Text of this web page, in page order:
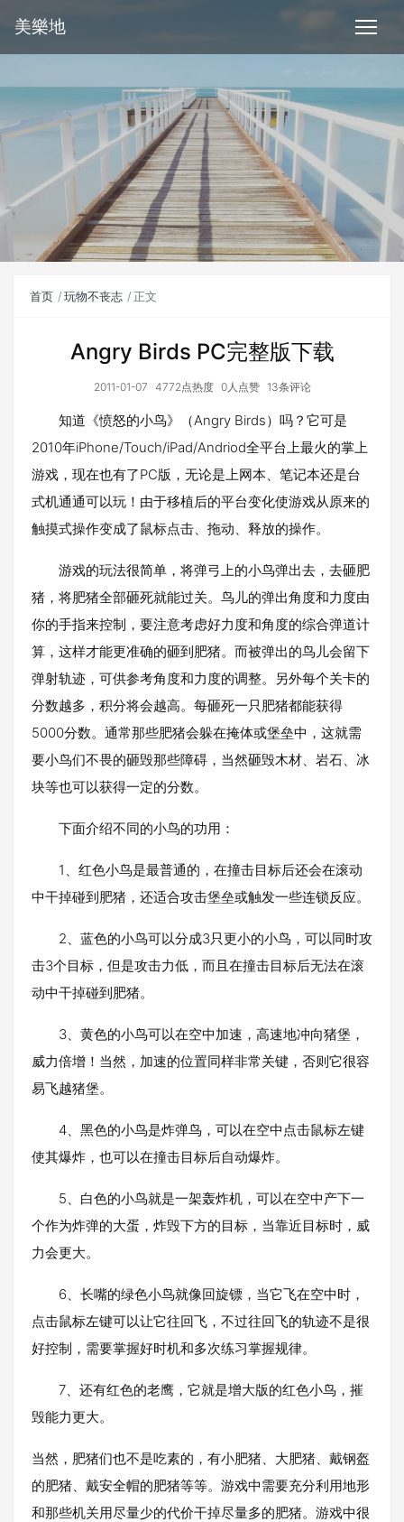
美樂地
首页 玩物不丧志 正文
Angry Birds PC完整版下载
2011-01-07 4772点热度 0人点赞 13条评论
知道《愤怒的小鸟》（Angry Birds）吗？它可是
2010年iPhone/Touch/iPad/Andriod全平台上最火的掌上
游戏，现在也有了PC版，无论是上网本、笔记本还是台
式机通通可以玩！由于移植后的平台变化使游戏从原来的
触摸式操作变成了鼠标点击、拖动、释放的操作。
游戏的玩法很简单，将弹弓上的小鸟弹出去，去砸肥
猪，将肥猪全部砸死就能过关。鸟儿的弹出角度和力度由
你的手指来控制，要注意考虑好力度和角度的综合弹道计
算，这样才能更准确的砸到肥猪。而被弹出的鸟儿会留下
弹射轨迹，可供参考角度和力度的调整。另外每个关卡的
分数越多，积分将会越高。每砸死一只肥猪都能获得
5000分数。通常那些肥猪会躲在掩体或堡垒中，这就需
要小鸟们不畏的砸毁那些障碍，当然砸毁木材、岩石、冰
块等也可以获得一定的分数。
下面介绍不同的小鸟的功用：
1、红色小鸟是最普通的，在撞击目标后还会在滚动
中干掉碰到肥猪，还适合攻击堡垒或触发一些连锁反应。
2、蓝色的小鸟可以分成3只更小的小鸟，可以同时攻
击3个目标，但是攻击力低，而且在撞击目标后无法在滚
动中干掉碰到肥猪。
3、黄色的小鸟可以在空中加速，高速地冲向猪堡，
威力倍增！当然，加速的位置同样非常关键，否则它很容
易飞越猪堡。
4、黑色的小鸟是炸弹鸟，可以在空中点击鼠标左键
使其爆炸，也可以在撞击目标后自动爆炸。
5、白色的小鸟就是一架轰炸机，可以在空中产下一
个作为炸弹的大蛋，炸毁下方的目标，当靠近目标时，威
力会更大。
6、长嘴的绿色小鸟就像回旋镖，当它飞在空中时，
点击鼠标左键可以让它往回飞，不过往回飞的轨迹不是很
好控制，需要掌握好时机和多次练习掌握规律。
7、还有红色的老鹰，它就是增大版的红色小鸟，摧
毁能力更大。
当然，肥猪们也不是吃素的，有小肥猪、大肥猪、戴钢盔
的肥猪、戴安全帽的肥猪等等。游戏中需要充分利用地形
和那些机关用尽量少的代价干掉尽量多的肥猪。游戏中很